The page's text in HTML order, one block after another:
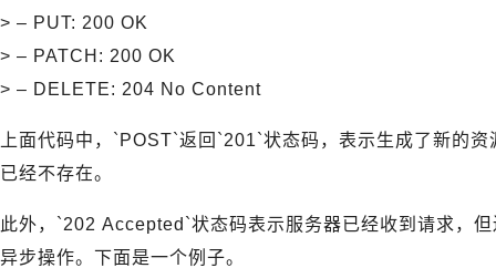
> – PUT: 200 OK
> – PATCH: 200 OK
> – DELETE: 204 No Content
上面代码中，`POST`返回`201`状态码，表示生成了新的
已经不存在。
此外，`202 Accepted`状态码表示服务器已经收到请求，
异步操作。下面是一个例子。